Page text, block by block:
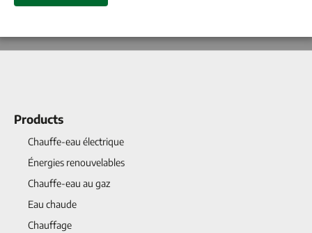
Products
Chauffe-eau électrique
Énergies renouvelables
Chauffe-eau au gaz
Eau chaude
Chauffage